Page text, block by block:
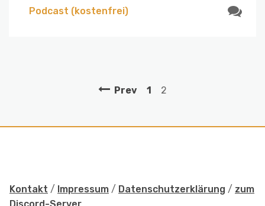
Podcast (kostenfrei)
Prev 1 2
Kontakt / Impressum / Datenschutzerklärung / zum